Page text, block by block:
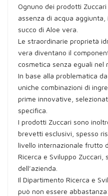
Ognuno dei prodotti
assenza di acqua
succo di Aloe vera.
Le straordinarie proprietà
vera diventano il
cosmetica senza eguali nel
In base alla problematica
uniche combinazioni di
prime innovative,
specifica.
I prodotti Zuccari sono
brevetti esclusivi, spesso
livello internazionale frutto
Ricerca e Sviluppo Zuccari,
dell’azienda.
Il Dipartimento Ricerca e
può non essere